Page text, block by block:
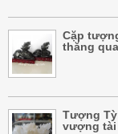
Cặp
thăng
Tượng
vượng tài